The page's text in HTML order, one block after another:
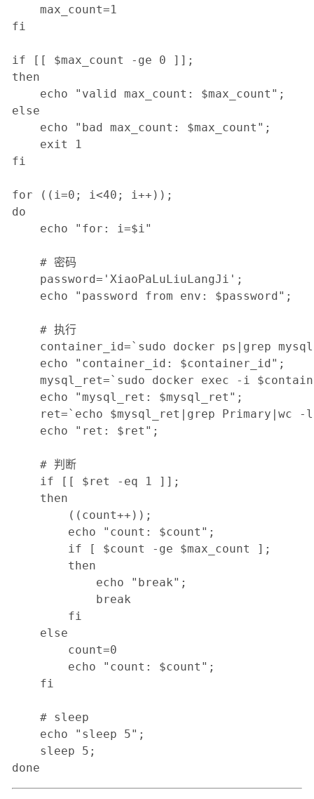
    max_count=1
fi
if [[ $max_count -ge 0 ]];
then
    echo "valid max_count: $max_count";
else
    echo "bad max_count: $max_count";
    exit 1
fi
for ((i=0; i<40; i++));
do
    echo "for: i=$i"
    # 密码
    password='XiaoPaLuLiuLangJi';
    # 执行
container_id=`sudo docker ps|grep
    echo "container_id: $container_id";
mysql_ret=`sudo docker exec -i
    echo "mysql_ret: $mysql_ret";
ret=`echo $mysql_ret|grep Primary|wc -
    echo "ret: $ret";
    # 判断
    if [[ $ret -eq 1 ]];
    then
        ((count++));
        echo "count: $count";
        if [ $count -ge $max_count ];
        then
            echo "break";
            break
        fi
    else
        count=0
        echo "count: $count";
    fi
    # sleep
    echo "sleep 5";
    sleep 5;
done